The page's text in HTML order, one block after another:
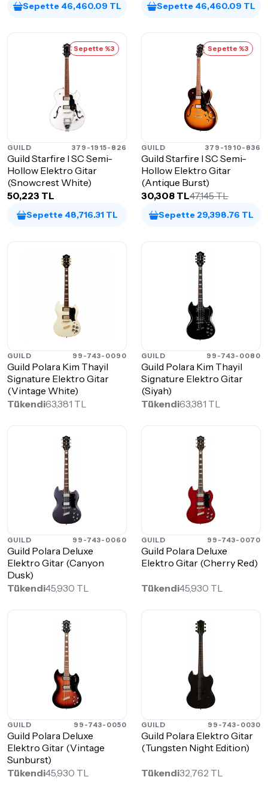
Sepette 46,460.09 TL Sepette 46,460.09 TL
Sepette %3
GUILD 379-1915-826
Guild Starfire I SC Semi-
Hollow Elektro Gitar
(Snowcrest White)
50,223 TL
Sepette 48,716.31 TL
Sepette %3
GUILD 379-1910-836
Guild Starfire I SC Semi-
Hollow Elektro Gitar
(Antique Burst)
30,308 TL47,145 TL
Sepette 29,398.76 TL
GUILD 99-743-0090
Guild Polara Kim Thayil
Signature Elektro Gitar
(Vintage White)
Tükendi63,381 TL
GUILD 99-743-0080
Guild Polara Kim Thayil
Signature Elektro Gitar
(Siyah)
Tükendi63,381 TL
GUILD 99-743-0060
Guild Polara Deluxe
Elektro Gitar (Canyon
Dusk)
Tükendi45,930 TL
GUILD 99-743-0070
Guild Polara Deluxe
Elektro Gitar (Cherry Red)
Tükendi45,930 TL
GUILD 99-743-0050
Guild Polara Deluxe
Elektro Gitar (Vintage
Sunburst)
Tükendi45,930 TL
GUILD 99-743-0030
Guild Polara Elektro Gitar
(Tungsten Night Edition)
Tükendi32,762 TL